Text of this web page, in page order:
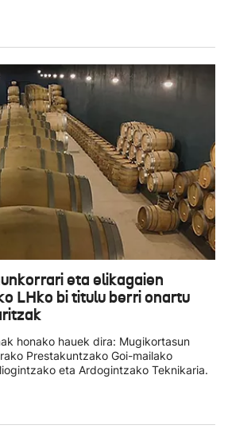
eta elikagaien
LHko bi titulu berri onartu
honako hauek dira: Mugikortasun
Prestakuntzako Goi-mailako
eta Ardogintzako Teknikaria.